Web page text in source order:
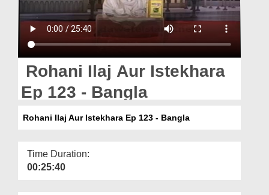
Donation
Magazine
Rohani Ilaj Aur Istekhara
Ep 123 - Bangla
Rohani Ilaj Aur Istekhara Ep 123 - Bangla
Time Duration:
00:25:40